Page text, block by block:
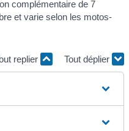
complémentaire de 7
et varie selon les motos-
replier Tout déplier